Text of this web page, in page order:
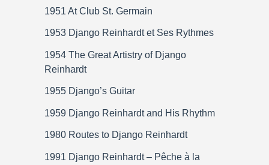
1951 At Club St. Germain
1953 Django Reinhardt et Ses Rythmes
1954 The Great Artistry of Django
Reinhardt
1955 Django’s Guitar
1959 Django Reinhardt and His Rhythm
1980 Routes to Django Reinhardt
1991 Django Reinhardt – Pêche à la